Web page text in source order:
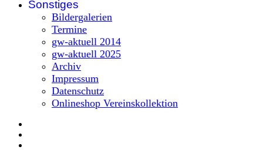
Sonstiges
Bildergalerien
Termine
gw-aktuell 2014
gw-aktuell 2025
Archiv
Impressum
Datenschutz
Onlineshop Vereinskollektion